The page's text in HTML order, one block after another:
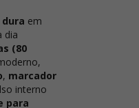
em
dia
(80
, marcador
interno
para